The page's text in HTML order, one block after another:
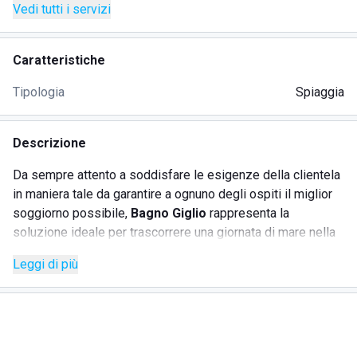
Vedi tutti i servizi
Caratteristiche
Tipologia Spiaggia
Descrizione
Da sempre attento a soddisfare le esigenze della clientela
in maniera tale da garantire a ognuno degli ospiti il miglior
soggiorno possibile, Bagno Giglio rappresenta la
soluzione ideale per trascorrere una giornata di mare nella
Lo stabilimento balneare Bagno Giglio impiega una cura
maniacale in ogni singolo dettaglio e mette a disposizione
Leggi di più